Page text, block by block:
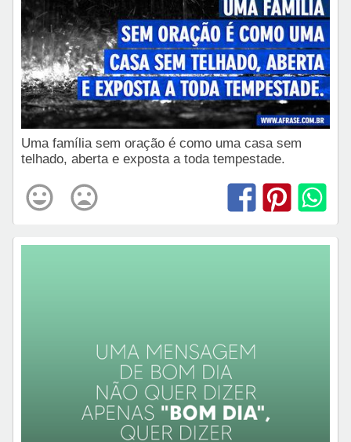
Uma família sem oração é como uma casa sem
telhado, aberta e exposta a toda tempestade.